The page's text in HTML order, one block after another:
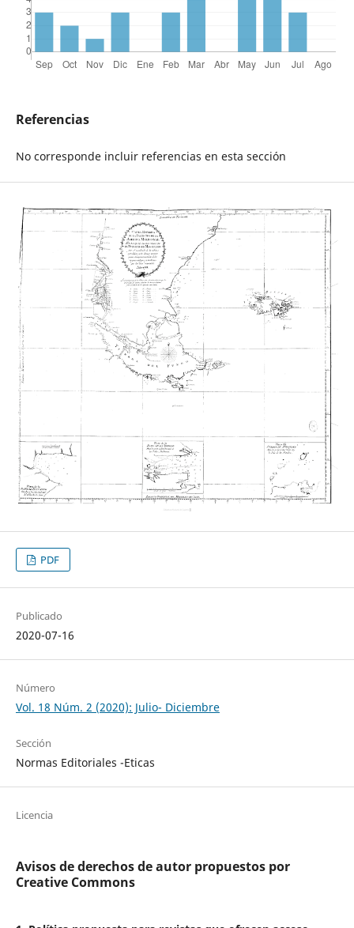
Referencias
No corresponde incluir referencias en esta sección
PDF
Publicado
2020-07-16
Número
Vol. 18 Núm. 2 (2020): Julio- Diciembre
Sección
Normas Editoriales -Eticas
Licencia
Avisos de derechos de autor propuestos por
Creative Commons